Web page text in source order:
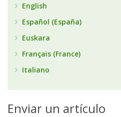
English
Español (España)
Euskara
Français (France)
Italiano
Enviar un artículo